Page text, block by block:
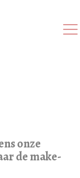
onze
de make-